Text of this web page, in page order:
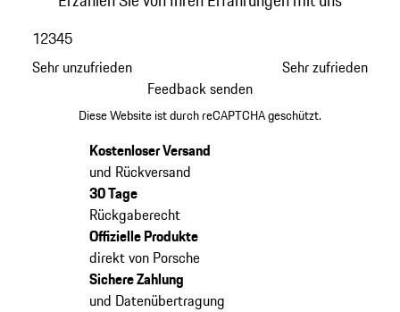
Sehr unzufrieden
12345
Sehr zufrieden
Feedback senden
Diese Website ist durch reCAPTCHA geschützt.
Kostenloser Versand
und Rückversand
30 Tage
Rückgaberecht
Offizielle Produkte
direkt von Porsche
Sichere Zahlung
und Datenübertragung